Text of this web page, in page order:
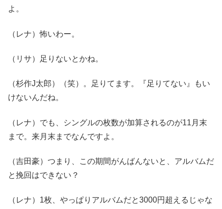
よ。
（レナ）怖いわー。
（リサ）足りないとかね。
（杉作J太郎）（笑）。足りてます。『足りてない』もい
けないんだね。
（レナ）でも、シングルの枚数が加算されるのが11月末
まで。来月末までなんですよ。
（吉田豪）つまり、この期間がんばんないと、アルバムだ
と挽回はできない？
（レナ）1枚、やっぱりアルバムだと3000円超えるじゃな